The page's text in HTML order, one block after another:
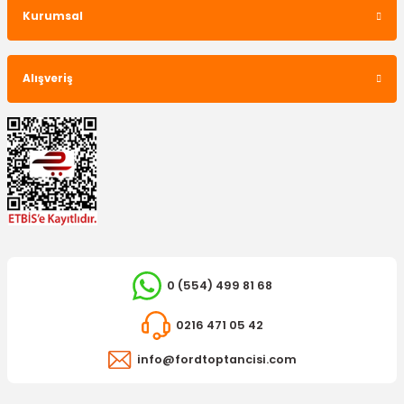
1.216,91 TL
2.013,52 TL
Kurumsal
Alışveriş
0 (554) 499 81 68
0216 471 05 42
info@fordtoptancisi.com